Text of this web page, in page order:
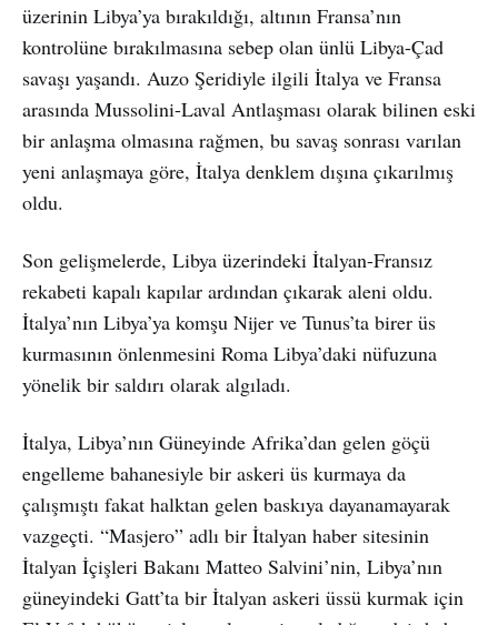
üzerinin Libya’ya bırakıldığı, altının Fransa’nın
kontrolüne bırakılmasına sebep olan ünlü Libya-Çad
savaşı yaşandı. Auzo Şeridiyle ilgili İtalya ve Fransa
arasında Mussolini-Laval Antlaşması olarak bilinen eski
bir anlaşma olmasına rağmen, bu savaş sonrası varılan
yeni anlaşmaya göre, İtalya denklem dışına çıkarılmış
oldu.
Son gelişmelerde, Libya üzerindeki İtalyan-Fransız
rekabeti kapalı kapılar ardından çıkarak aleni oldu.
İtalya’nın Libya’ya komşu Nijer ve Tunus’ta birer üs
kurmasının önlenmesini Roma Libya’daki nüfuzuna
yönelik bir saldırı olarak algıladı.
İtalya, Libya’nın Güneyinde Afrika’dan gelen göçü
engelleme bahanesiyle bir askeri üs kurmaya da
çalışmıştı fakat halktan gelen baskıya dayanamayarak
vazgeçti. “Masjero” adlı bir İtalyan haber sitesinin
İtalyan İçişleri Bakanı Matteo Salvini’nin, Libya’nın
güneyindeki Gatt’ta bir İtalyan askeri üssü kurmak için